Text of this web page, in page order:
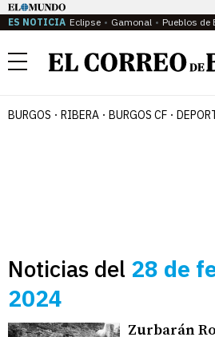
ES NOTICIA Eclipse Gamonal Pueblos de
Menú
BURGOS RIBERA BURGOS CF
Noticias del 28 de
2024
Zurbarán